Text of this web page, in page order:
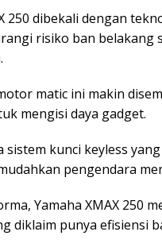
250 dibekali dengan
risiko ban belakang
matic ini makin
mengisi daya gadget.
sistem kunci keyless
pengendara
Yamaha XMAX 250
diklaim punya efisiensi